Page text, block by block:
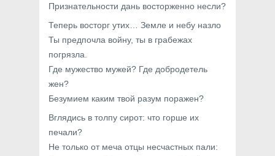
Признательности дань восторженно несли?
Теперь восторг утих… Земле и небу назло
Ты предпочла войну, ты в грабежах
погрязла.
Где мужество мужей? Где добродетель
жен?
Безумием каким твой разум поражен?
Вглядись в толпу сирот: что горше их
печали?
Не только от меча отцы несчастных пали: